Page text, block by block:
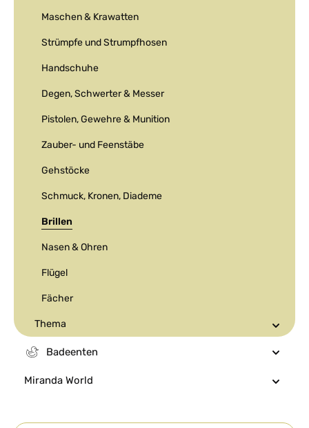
Maschen & Krawatten
Strümpfe und Strumpfhosen
Handschuhe
Degen, Schwerter & Messer
Pistolen, Gewehre & Munition
Zauber- und Feenstäbe
Gehstöcke
Schmuck, Kronen, Diademe
Brillen
Nasen & Ohren
Flügel
Fächer
Thema
Badeenten
Miranda World